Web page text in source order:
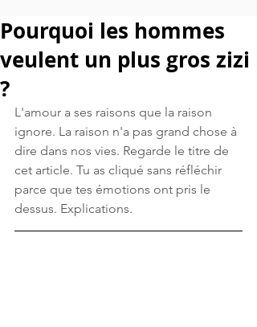
Pourquoi les hommes
veulent un plus gros zizi
?
L'amour a ses raisons que la raison
ignore. La raison n'a pas grand chose à
dire dans nos vies. Regarde le titre de
cet article. Tu as cliqué sans réfléchir
parce que tes émotions ont pris le
dessus. Explications.